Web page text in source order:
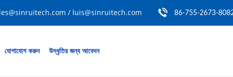
/ luis@sinruitech.com 86-755-2673-
যোগাযোগ করুন উদ্ধৃতির জন্য আবেদন